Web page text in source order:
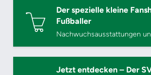
Der spezielle kleine
Fußballer
Nachwuchsausstattungen
Jetzt entdecken – Der